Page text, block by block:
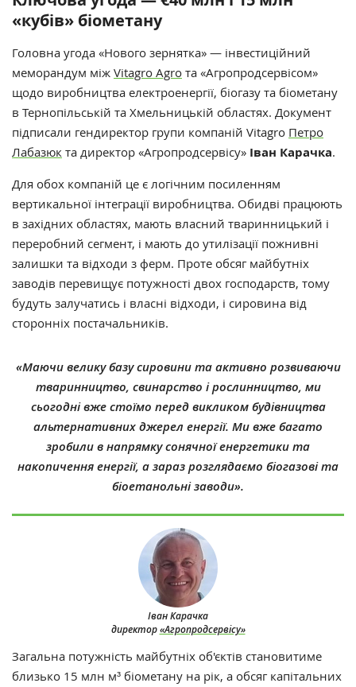
«кубів» біометану
Головна угода «Нового зернятка» — інвестиційний
меморандум між Vitagro Agro та «Агропродсервісом»
щодо виробництва електроенергії, біогазу та біометану
в Тернопільській та Хмельницькій областях. Документ
підписали гендиректор групи компаній Vitagro Петро
Лабазюк та директор «Агропродсервісу» Іван Карачка.
Для обох компаній це є логічним посиленням
вертикальної інтеграції виробництва. Обидві працюють
в західних областях, мають власний тваринницький і
переробний сегмент, і мають до утилізації пожнивні
залишки та відходи з ферм. Проте обсяг майбутніх
заводів перевищує потужності двох господарств, тому
будуть залучатись і власні відходи, і сировина від
сторонніх постачальників.
Іван Карачка
директор«Агропродсервісу»
«Маючи велику базу сировини та активно розвиваючи
тваринництво, свинарство і рослинництво, ми
сьогодні вже стоїмо перед викликом будівництва
альтернативних джерел енергії. Ми вже багато
зробили в напрямку сонячної енергетики та
накопичення енергії, а зараз розглядаємо біогазові та
біоетанольні заводи».
Загальна потужність майбутніх об'єктів становитиме
близько 15 млн м³ біометану на рік, а обсяг капітальних